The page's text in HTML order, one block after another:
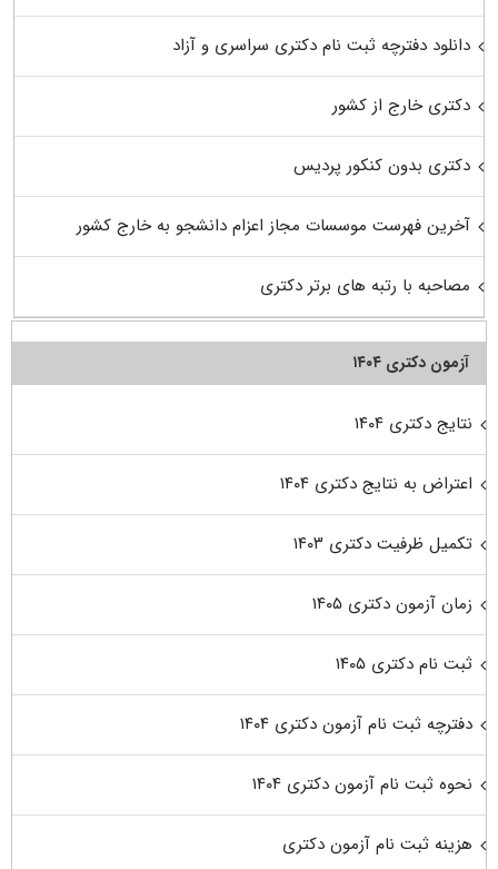
دانلود دفترچه ثبت نام دکتری سراسری و آزاد
دکتری خارج از کشور
دکتری بدون کنکور پردیس
آخرین فهرست موسسات مجاز اعزام دانشجو به خارج کشور
مصاحبه با رتبه های برتر دکتری
آزمون دکتری ۱۴۰۴
نتایج دکتری ۱۴۰۴
اعتراض به نتایج دکتری ۱۴۰۴
تکمیل ظرفیت دکتری ۱۴۰۳
زمان آزمون دکتری ۱۴۰۵
ثبت نام دکتری ۱۴۰۵
دفترچه ثبت نام آزمون دکتری ۱۴۰۴
نحوه ثبت نام آزمون دکتری ۱۴۰۴
هزینه ثبت نام آزمون دکتری